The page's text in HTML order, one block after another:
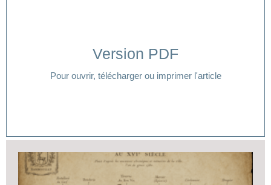
Version PDF
Pour ouvrir, télécharger ou imprimer l'article
Cliquer ici